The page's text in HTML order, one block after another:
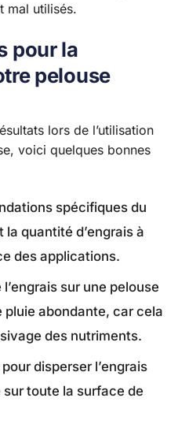
mal utilisés.
pour la
pelouse
lors de l’utilisation
voici quelques bonnes
spécifiques du
quantité d’engrais à
des applications.
sur une pelouse
pluie abondante, car cela
des nutriments.
disperser l’engrais
toute la surface de